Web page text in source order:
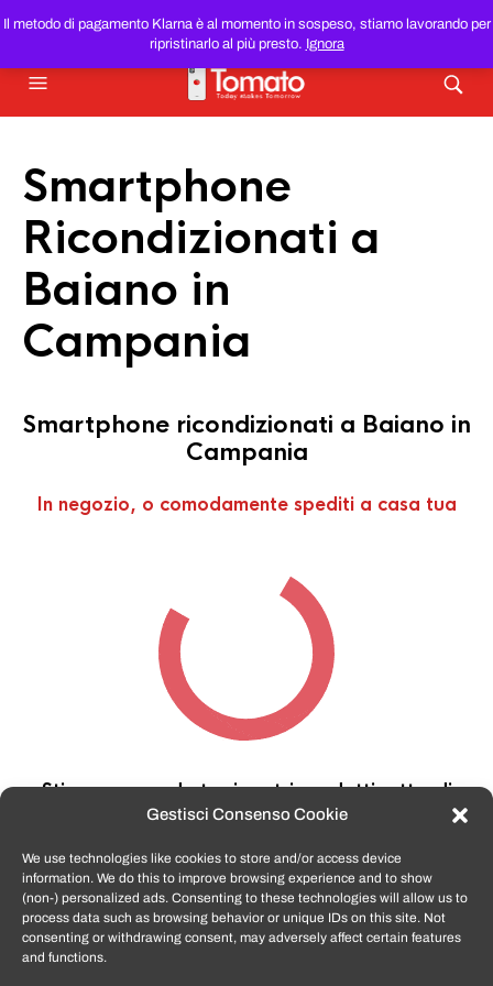
Gestisci Consenso Cookie
We use technologies like cookies to store and/or access device
information. We do this to improve browsing experience and to show
(non-) personalized ads. Consenting to these technologies will allow us to
process data such as browsing behavior or unique IDs on this site. Not
consenting or withdrawing consent, may adversely affect certain features
and functions.
Il metodo di pagamento Klarna è al momento in sospeso, stiamo lavorando per
ripristinarlo al più presto. Ignora
SMARTPHONE E TABLET RICONDIZIONATIAL MIGLIOR
PREZZO DEL WEB!
Smartphone
Ricondizionati a
Baiano in
Campania
Smartphone ricondizionati a Baiano in
Campania
In negozio, o comodamente spediti a casa tua
Stiamo cercando tra i nostri prodotti, attendi
qualche secondo…
TomatoSmartphone.itè lo shop n.1 in italia per
smartphone ricondizionati garantiti e certificati
di tutte le marche,APPLE, SAMSUNG, HUAWEI,
ONEPLUS, XIAOMI e tanto altro